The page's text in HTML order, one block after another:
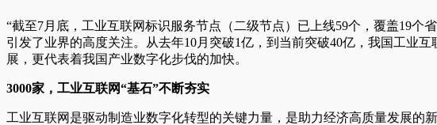
“截至7月底，工业互联网标识服务节点（二级节点）已上线59个，覆盖19个
引发了业界的高度关注。从去年10月突破1亿，到当前突破40亿，我国工业
展，更代表着我国产业数字化步伐的加快。
3000家，工业互联网“基石”不断夯实
工业互联网是驱动制造业数字化转型的关键力量，是助力经济高质量发展